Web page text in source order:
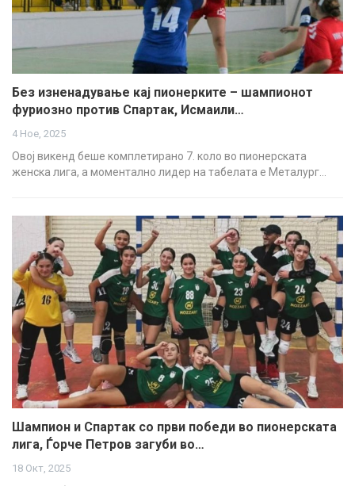
Без изненадување кај пионерките – шампионот
фуриозно против Спартак, Исмаили…
4 Ное, 2025
Овој викенд беше комплетирано 7. коло во пионерската
женска лига, а моментално лидер на табелата е Металург…
Шампион и Спартак со први победи во пионерската
лига, Ѓорче Петров загуби во…
18 Окт, 2025